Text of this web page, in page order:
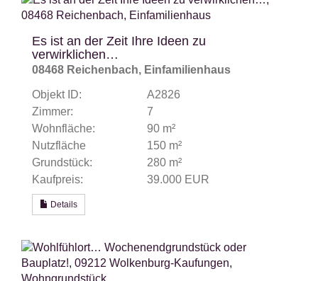
Es ist an der Zeit Ihre Ideen zu
verwirklichen…
08468 Reichenbach, Einfamilienhaus
Objekt ID:
A2826
Zimmer:
7
Wohnfläche:
90 m²
Nutzfläche
150 m²
Grundstück:
280 m²
Kaufpreis:
39.000 EUR
Details